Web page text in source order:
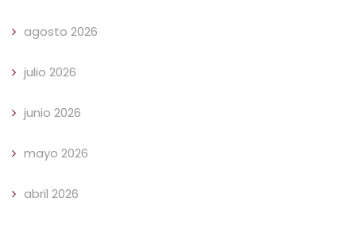
agosto 2026
julio 2026
junio 2026
mayo 2026
abril 2026